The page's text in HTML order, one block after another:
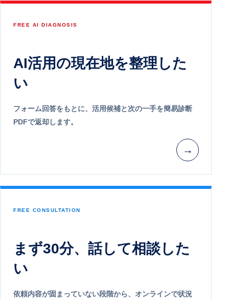
FREE AI DIAGNOSIS
AI活用の現在地を整理した
い
フォーム回答をもとに、活用候補と次の一手を簡易診断
PDFで返却します。
→
FREE CONSULTATION
まず30分、話して相談した
い
依頼内容が固まっていない段階から、オンラインで状況